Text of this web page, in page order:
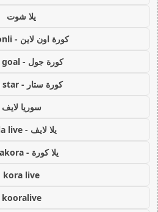
يلا شوت
كورة اون لاين - kora onli
كورة جول - kora goal
كورة ستار - kora star
سوريا لايف
يلا لايف - yalla live
يلا كورة - yallakora
kora live
kooralive